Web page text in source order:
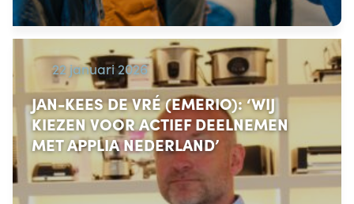
22 januari 2026
JAN-KEES DE VRÉ (EMERIO): ‘WIJ
KIEZEN VOOR ACTIEF DEELNEMEN
MET APPLIA NEDERLAND’